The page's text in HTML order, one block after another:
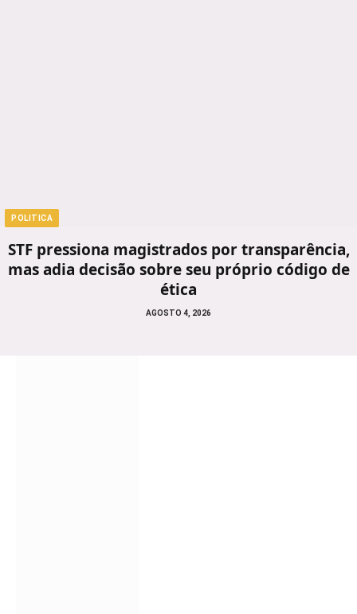
POLITICA
STF pressiona magistrados por transparência,
mas adia decisão sobre seu próprio código de
ética
AGOSTO 4, 2026